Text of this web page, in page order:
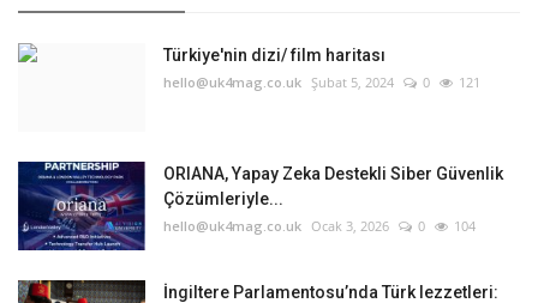
Sağlık
Hakkımızda
Türkiye'nin dizi/ film haritası
hello@uk4mag.co.uk Şubat 5, 2024 0 121
ORIANA, Yapay Zeka Destekli Siber Güvenlik
Çözümleriyle...
hello@uk4mag.co.uk Ocak 3, 2026 0 104
İngiltere Parlamentosu’nda Türk lezzetleri: